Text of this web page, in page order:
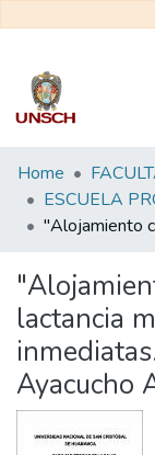
Communities
&
Collections
Statistics
Home
lactancia
Ayacucho